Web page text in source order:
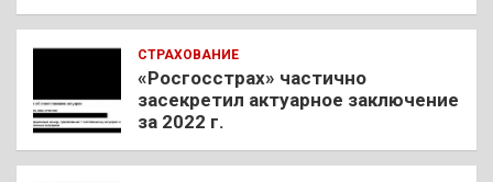
СТРАХОВАНИЕ
«Росгосстрах» частично
засекретил актуарное заключение
за 2022 г.